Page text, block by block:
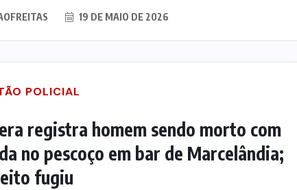
19 DE MAIO DE 2026
POLICIAL
registra homem sendo morto com
no pescoço em bar de Marcelândia;
fugiu